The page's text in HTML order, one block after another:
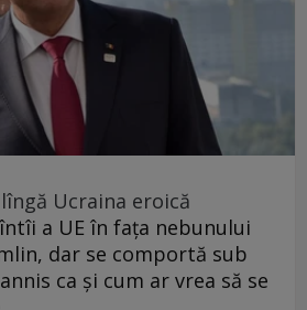
Ucraina eroică
a UE în fața nebunului
dar se comportă sub
ca și cum ar vrea să se